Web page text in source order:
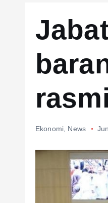
Ekonomi News